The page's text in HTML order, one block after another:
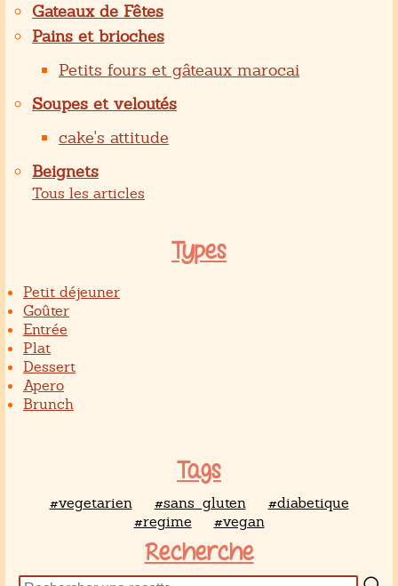
Gateaux de Fêtes
Pains et brioches
Petits fours et gâteaux marocai
Soupes et veloutés
cake's attitude
Beignets
Tous les articles
Types
Petit déjeuner
Goûter
Entrée
Plat
Dessert
Apero
Brunch
Tags
#vegetarien #sans_gluten
#diabetique
#regime
#vegan
Recherche